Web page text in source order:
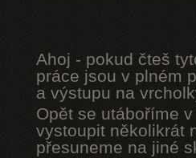
Ahoj - pokud čteš
práce jsou v plném
a výstupu na
Opět se utáboříme
vystoupit několikrát
přesuneme na jiné